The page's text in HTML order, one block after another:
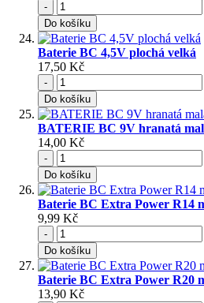
-
Do košíku
Baterie BC 4,5V plochá velká
17,50 Kč
-
Do košíku
BATERIE BC 9V hranatá
14,00 Kč
-
Do košíku
Baterie BC Extra Power R14
9,99 Kč
-
Do košíku
Baterie BC Extra Power R20
13,90 Kč